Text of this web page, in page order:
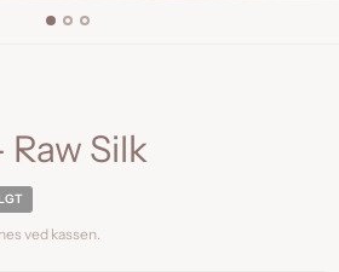
Silk
ved kassen.